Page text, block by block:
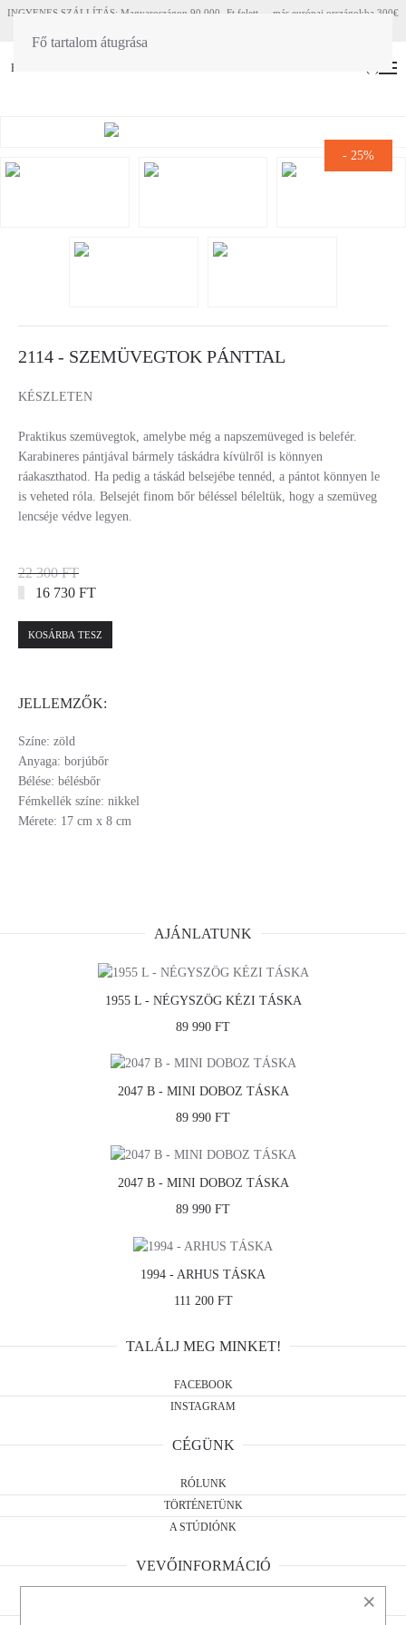
Fő tartalom átugrása
HU
INGYENES SZÁLLÍTÁS: Magyaroszágon 90 000.-Ft felett - más európai országokba 300€
- 25%
2114 - SZEMÜVEGTOK PÁNTTAL
KÉSZLETEN
Praktikus szemüvegtok, amelybe még a napszemüveged is belefér.
Karabineres pántjával bármely táskádra kívülről is könnyen
ráakaszthatod. Ha pedig a táskád belsejébe tennéd, a pántot könnyen le
is veheted róla. Belsejét finom bőr béléssel béleltük, hogy a szemüveg
lencséje védve legyen.
22 300 FT
16 730 FT
KOSÁRBA TESZ
JELLEMZŐK:
Színe: zöld
Anyaga: borjúbőr
Bélése: bélésbőr
Fémkellék színe: nikkel
Mérete: 17 cm x 8 cm
AJÁNLATUNK
1955 L - NÉGYSZÖG KÉZI TÁSKA
89 990 FT
2047 B - MINI DOBOZ TÁSKA
89 990 FT
2047 B - MINI DOBOZ TÁSKA
89 990 FT
1994 - ARHUS TÁSKA
111 200 FT
TALÁLJ MEG MINKET!
FACEBOOK
INSTAGRAM
CÉGÜNK
RÓLUNK
TÖRTÉNETÜNK
A STÚDIÓNK
VEVŐINFORMÁCIÓ
×